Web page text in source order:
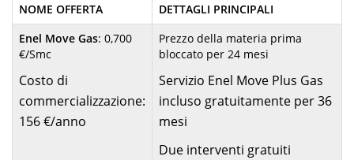
NOME OFFERTA
DETTAGLI PRINCIPALI
Enel Move Gas: 0,700
€/Smc
Costo di
commercializzazione:
156 €/anno
Prezzo della materia prima
bloccato per 24 mesi
Servizio Enel Move Plus Gas
incluso gratuitamente per 36
mesi
Due interventi gratuiti